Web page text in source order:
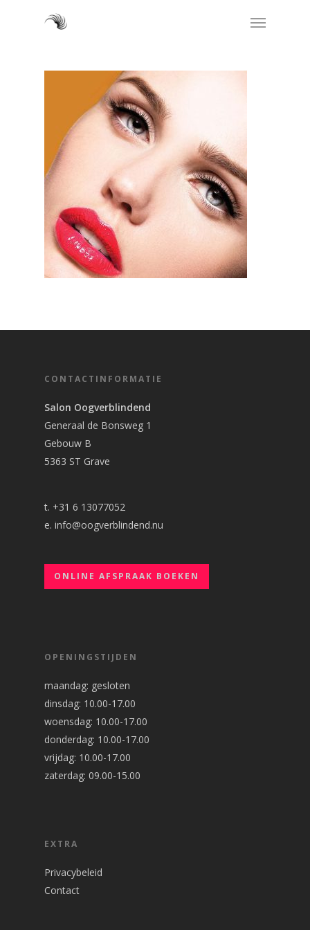
CONTACTINFORMATIE
Salon Oogverblindend
Generaal de Bonsweg 1
Gebouw B
5363 ST Grave
t. +31 6 13077052
e. info@oogverblindend.nu
ONLINE AFSPRAAK BOEKEN
OPENINGSTIJDEN
maandag: gesloten
dinsdag: 10.00-17.00
woensdag: 10.00-17.00
donderdag: 10.00-17.00
vrijdag: 10.00-17.00
zaterdag: 09.00-15.00
EXTRA
Privacybeleid
Contact